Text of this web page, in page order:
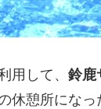
用して、 鈴鹿
休憩所にな